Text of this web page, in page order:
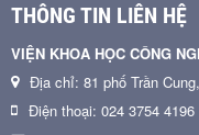
THÔNG TIN LIÊN HỆ
VIỆN KHOA HỌC CÔNG
Địa chỉ: 81 phố Trần
Điện thoại: 024 3754 4196